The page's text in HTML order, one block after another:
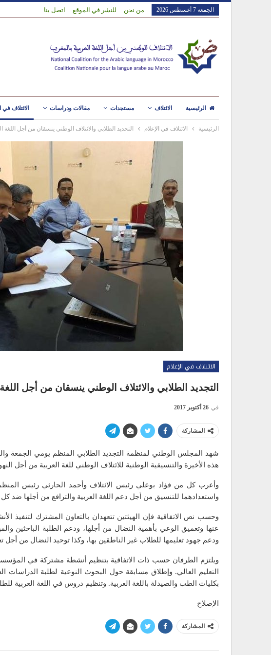
الجمعة 7 أغسطس 2026 من نحن للنشر في الموقع اتصل بنا
الرئيسية الائتلاف مستجدات مقالات ودراسات الائتلاف في
الرئيسية الائتلاف في الإعلام التجديد الطلابي والائتلاف الوطني ينسقان من أجل اللغة
الائتلاف في الإعلام
التجديد الطلابي والائتلاف الوطني ينسقان من أجل اللغة
في 26 أكتوبر 2017
المشاركة
هذه الأخيرة والتنسيقية الوطنية للائتلاف الوطني للغة العربية من أجل
وأعرب كل من فؤاد بوعلي رئيس الائتلاف وأحمد الحارثي رئيس
واستعدادهما للتنسيق من أجل دعم اللغة العربية والترافع من أجلها ضد
وحسب نص الاتفاقية فإن الهيئتين تتعهدان بالتعاون المشترك لتنفيذ
عنها وتعميق الوعي بأهمية النضال من أجلها، ودعم الطلبة الباحثين
ودعم جهود تعليمها للطلاب غير الناطقين بها، وكذا توحيد النضال من أجل
ويلتزم الطرفان حسب ذات الاتفاقية بتنظيم أنشطة مشتركة في
التعليم العالي. وإطلاق مسابقة حول البحوث النوعية لطلبة الدراسات
بكليات الطب والصيدلة باللغة العربية. وتنظيم دروس في اللغة العربية
الإصلاح
المشاركة